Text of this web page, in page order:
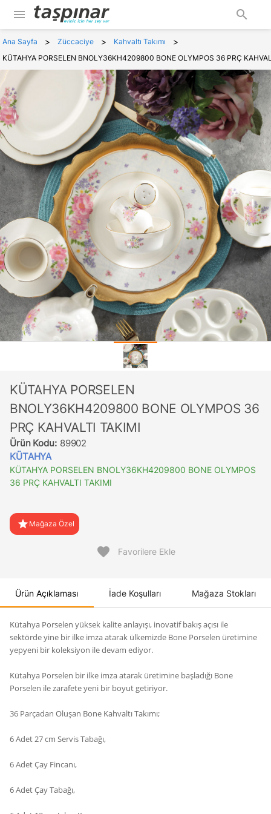
menu search
Ana Sayfa > Züccaciye > Kahvaltı Takımı >
KÜTAHYA PORSELEN BNOLY36KH4209800 BONE OLYMPOS 36 PRÇ
KÜTAHYA PORSELEN
BNOLY36KH4209800 BONE OLYMPOS 36
PRÇ KAHVALTI TAKIMI
Ürün Kodu: 89902
KÜTAHYA
KÜTAHYA PORSELEN BNOLY36KH4209800 BONE OLYMPOS
36 PRÇ KAHVALTI TAKIMI
star Mağaza Özel
favorite Favorilere Ekle
Ürün Açıklaması İade Koşulları Mağaza Stokları
Kütahya Porselen yüksek kalite anlayışı, inovatif bakış açısı ile
sektörde yine bir ilke imza atarak ülkemizde Bone Porselen üretimine
yepyeni bir koleksiyon ile devam ediyor.
Kütahya Porselen bir ilke imza atarak üretimine başladığı Bone
Porselen ile zarafete yeni bir boyut getiriyor.
36 Parçadan Oluşan Bone Kahvaltı Takımı;
6 Adet 27 cm Servis Tabağı,
6 Adet Çay Fincanı,
6 Adet Çay Tabağı,